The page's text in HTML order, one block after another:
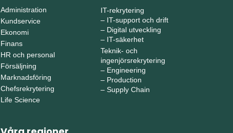
Administration
Kundservice
Ekonomi
Finans
HR och personal
Försäljning
Marknadsföring
Chefsrekrytering
Life Science
IT-rekrytering
– IT-support och drift
– Digital utveckling
– IT-säkerhet
Teknik- och
ingenjörsrekrytering
– Engineering
– Production
– Supply Chain